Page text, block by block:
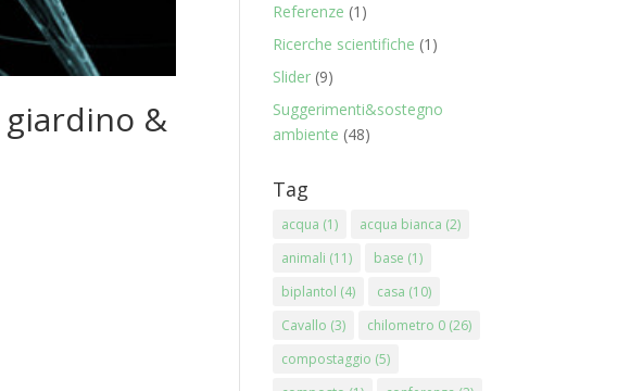
giardino &
Referenze (1)
Ricerche scientifiche (1)
Slider (9)
Suggerimenti&sostegno
ambiente (48)
Tag
acqua (1) acqua bianca (2)
animali (11) base (1)
biplantol (4) casa (10)
Cavallo (3) chilometro 0 (26)
compostaggio (5)